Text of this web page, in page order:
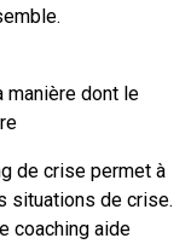
manière dont le
de crise permet à
situations de crise.
coaching aide